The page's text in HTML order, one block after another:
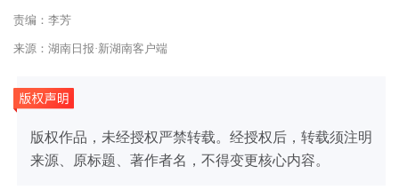
责编：李芳
来源：湖南日报·新湖南客户端
版权作品，未经授权严禁转载。经授权后，转载须注明
来源、原标题、著作者名，不得变更核心内容。